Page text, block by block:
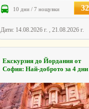
10 дни / 7 нощувки
Дати: 14.08.2026 г. , 21.08.2026 г.
Екскурзия до Йордания от
София: Най-доброто за 4 дни